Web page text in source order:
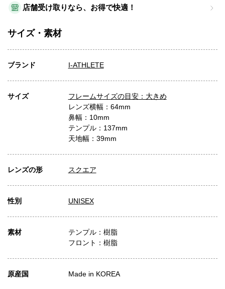
店舗受け取りなら、お得で快適！
サイズ・素材
ブランド I-ATHLETE
サイズ
フレームサイズの目安：大きめ
レンズ横幅：64mm
鼻幅：10mm
テンプル：137mm
天地幅：39mm
レンズの形 スクエア
性別 UNISEX
素材
テンプル：樹脂
フロント：樹脂
原産国 Made in KOREA